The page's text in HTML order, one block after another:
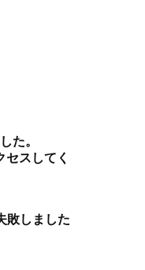
た。
セスしてく
敗しました